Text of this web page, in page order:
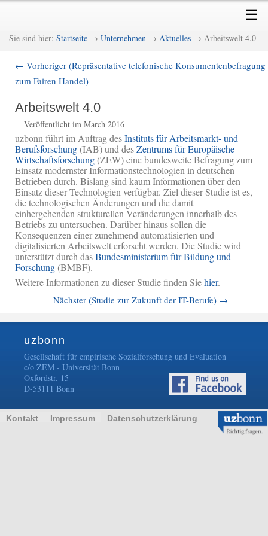
Skip
primary
content
Skip
secondary
content
☰
Sie sind hier: Startseite → Unternehmen → Aktuelles → Arbeitswelt 4.0
Post
navigation
← Vorheriger (Repräsentative telefonische Konsumentenbefragung
zum Fairen Handel)
Arbeitswelt 4.0
Veröffentlicht im March 2016
uzbonn führt im Auftrag desInstituts für Arbeitsmarkt- und
Berufsforschung (IAB) und desZentrums für Europäische
Wirtschaftsforschung (ZEW) eine bundesweite Befragung zum
Einsatz modernster Informationstechnologien in deutschen
Betrieben durch. Bislang sind kaum Informationen über den
Einsatz dieser Technologien verfügbar. Ziel dieser Studie ist es,
die technologischen Änderungen und die damit
einhergehenden strukturellen Veränderungen innerhalb des
Betriebs zu untersuchen. Darüber hinaus sollen die
Konsequenzen einer zunehmend automatisierten und
digitalisierten Arbeitswelt erforscht werden. Die Studie wird
unterstützt durch dasBundesministerium für Bildung und
Forschung (BMBF).
Weitere Informationen zu dieser Studie finden Siehier.
Nächster (Studie zur Zukunft der IT-Berufe) →
uzbonn
Gesellschaft für empirische Sozialforschung und Evaluation
c/o ZEM - Universität Bonn
Oxfordstr. 15
D-53111 Bonn
Kontakt Impressum Datenschutzerklärung